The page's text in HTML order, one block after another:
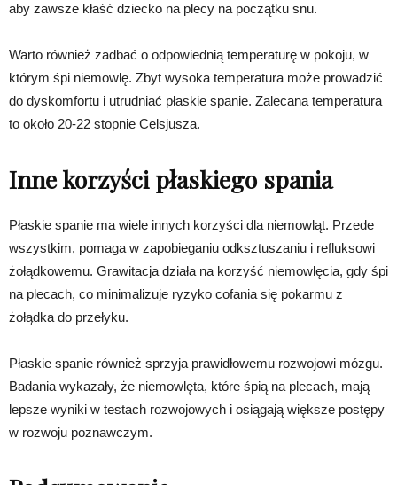
aby zawsze kłaść dziecko na plecy na początku snu.
Warto również zadbać o odpowiednią temperaturę w pokoju, w
którym śpi niemowlę. Zbyt wysoka temperatura może prowadzić
do dyskomfortu i utrudniać płaskie spanie. Zalecana temperatura
to około 20-22 stopnie Celsjusza.
Inne korzyści płaskiego spania
Płaskie spanie ma wiele innych korzyści dla niemowląt. Przede
wszystkim, pomaga w zapobieganiu odksztuszaniu i refluksowi
żołądkowemu. Grawitacja działa na korzyść niemowlęcia, gdy śpi
na plecach, co minimalizuje ryzyko cofania się pokarmu z
żołądka do przełyku.
Płaskie spanie również sprzyja prawidłowemu rozwojowi mózgu.
Badania wykazały, że niemowlęta, które śpią na plecach, mają
lepsze wyniki w testach rozwojowych i osiągają większe postępy
w rozwoju poznawczym.